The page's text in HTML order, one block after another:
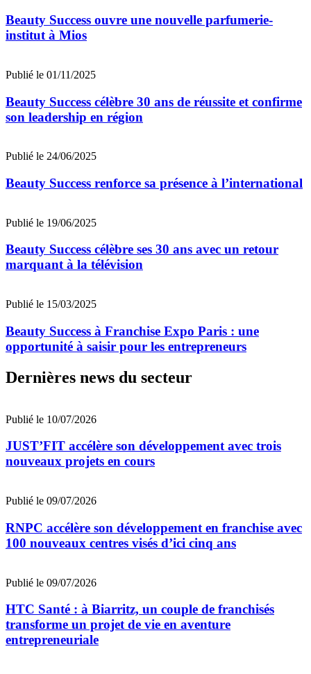
Beauty Success ouvre une nouvelle parfumerie-
institut à Mios
Publié le 01/11/2025
Beauty Success célèbre 30 ans de réussite et confirme
son leadership en région
Publié le 24/06/2025
Beauty Success renforce sa présence à l’international
Publié le 19/06/2025
Beauty Success célèbre ses 30 ans avec un retour
marquant à la télévision
Publié le 15/03/2025
Beauty Success à Franchise Expo Paris : une
opportunité à saisir pour les entrepreneurs
Dernières news du secteur
Publié le 10/07/2026
JUST’FIT accélère son développement avec trois
nouveaux projets en cours
Publié le 09/07/2026
RNPC accélère son développement en franchise avec
100 nouveaux centres visés d’ici cinq ans
Publié le 09/07/2026
HTC Santé : à Biarritz, un couple de franchisés
transforme un projet de vie en aventure
entrepreneuriale